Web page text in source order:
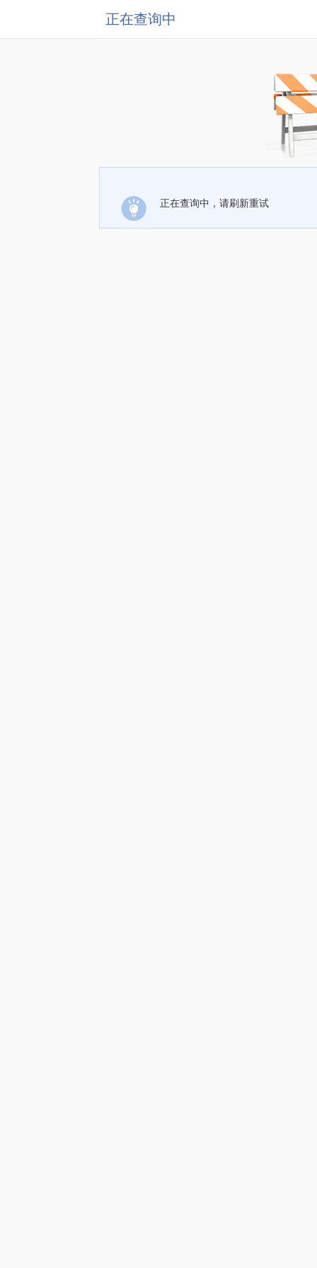
正在查询中
正在查询中，请刷新重试